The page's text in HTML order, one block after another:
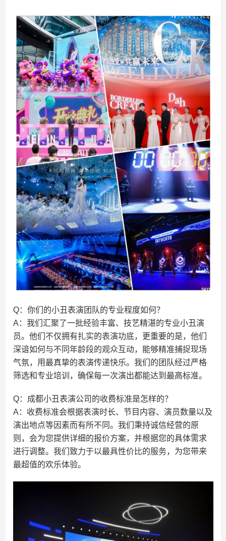
Q：你们的小丑表演团队的专业程度如何？
A：我们汇聚了一批经验丰富、技艺精湛的专业小丑演
员。他们不仅拥有扎实的表演功底，更重要的是，他们
深谙如何与不同年龄段的观众互动，能够精准捕捉现场
气氛，用最真挚的表演传递快乐。我们的团队经过严格
筛选和专业培训，确保每一次演出都能达到最高标准。
Q：成都小丑表演公司的收费标准是怎样的？
A：收费标准会根据表演时长、节目内容、演员数量以及
演出地点等因素而有所不同。我们秉持诚信经营的原
则，会为您提供详细的报价方案，并根据您的具体需求
进行调整。我们致力于以最具性价比的服务，为您带来
最超值的欢乐体验。